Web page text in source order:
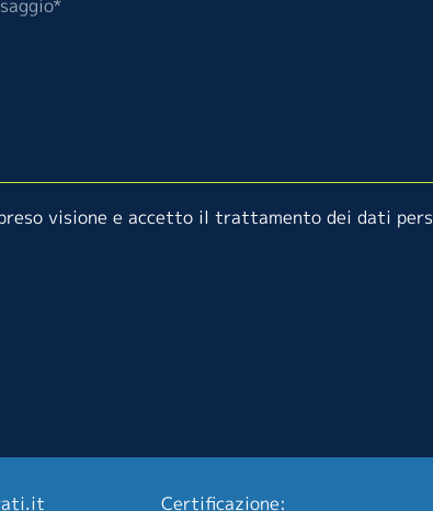
visione e accetto il trattamento dei dati
Certificazione: